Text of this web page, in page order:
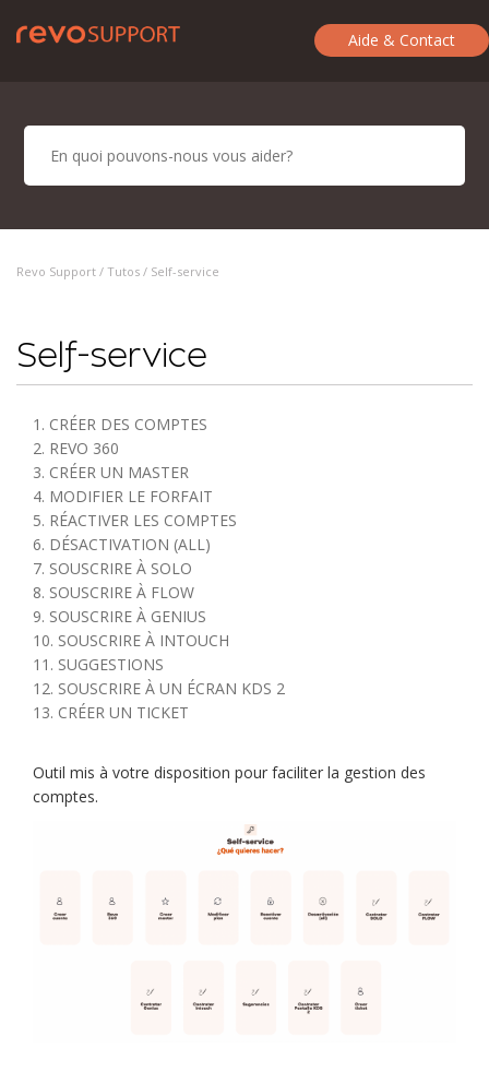
Aide & Contact
Revo Support / Tutos / Self-service
Self-service
1. CRÉER DES COMPTES
2. REVO 360
3. CRÉER UN MASTER
4. MODIFIER LE FORFAIT
5. RÉACTIVER LES COMPTES
6. DÉSACTIVATION (ALL)
7. SOUSCRIRE À SOLO
8. SOUSCRIRE À FLOW
9. SOUSCRIRE À GENIUS
10. SOUSCRIRE À INTOUCH
11. SUGGESTIONS
12. SOUSCRIRE À UN ÉCRAN KDS 2
13. CRÉER UN TICKET
Outil mis à votre disposition pour faciliter la gestion des
comptes.